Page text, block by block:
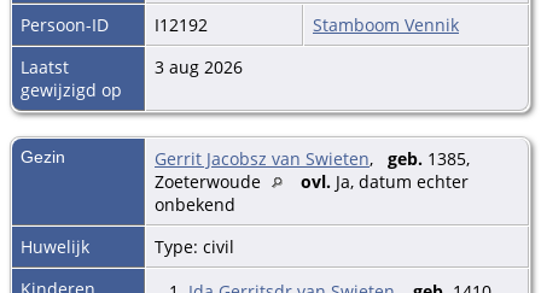
Persoon-ID
I12192
Stamboom Vennik
Laatst
gewijzigd op
3 aug 2026
Gezin Gerrit Jacobsz van Swieten, geb. 1385,
Zoeterwoude
ovl. Ja, datum echter
onbekend
Huwelijk
Type: civil
Kinderen